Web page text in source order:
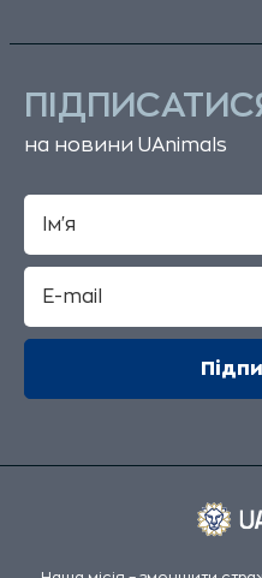
на новини UAnimals